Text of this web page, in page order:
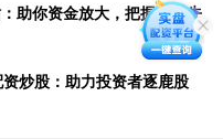
助你资金放大，把握市场先
炒股：助力投资者逐鹿股